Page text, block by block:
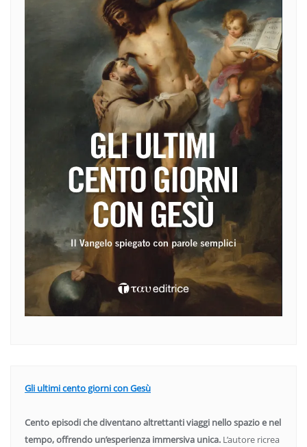
Gli ultimi cento giorni con Gesù
Cento episodi che diventano altrettanti viaggi nello spazio e nel
tempo, offrendo un’esperienza immersiva unica. L’autore ricrea